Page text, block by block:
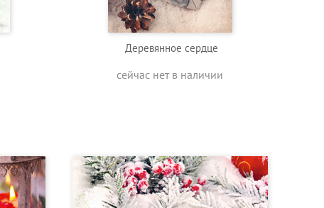
Деревянное сердце
сейчас нет в наличии